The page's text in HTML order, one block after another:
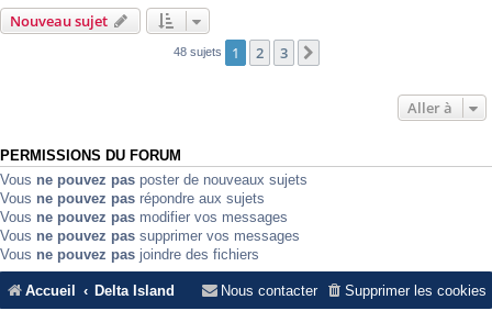
Nouveau sujet
48 sujets 1 2 3
Aller à
PERMISSIONS DU FORUM
Vous ne pouvez pas poster de nouveaux sujets
Vous ne pouvez pas répondre aux sujets
Vous ne pouvez pas modifier vos messages
Vous ne pouvez pas supprimer vos messages
Vous ne pouvez pas joindre des fichiers
Accueil Delta Island Supprimer les cookies
Nous contacter